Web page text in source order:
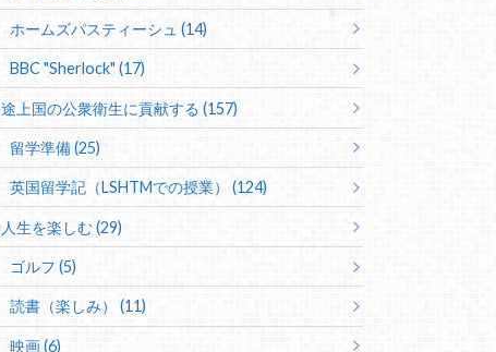
ホームズパスティーシュ (14)
BBC "Sherlock" (17)
途上国の公衆衛生に貢献する (157)
留学準備 (25)
英国留学記（LSHTMでの授業） (124)
人生を楽しむ (29)
ゴルフ (5)
読書（楽しみ） (11)
映画 (6)